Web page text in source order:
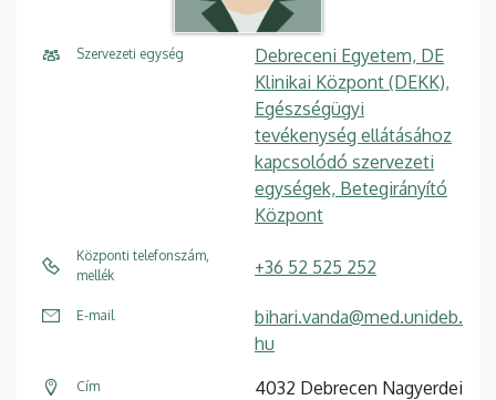
Szervezeti egység
Debreceni Egyetem, DE
Klinikai Központ (DEKK),
Egészségügyi
tevékenység ellátásához
kapcsolódó szervezeti
egységek, Betegirányító
Központ
Központi telefonszám,
mellék
+36 52 525 252
E-mail
bihari.vanda@med.unideb.
hu
Cím
4032 Debrecen Nagyerdei